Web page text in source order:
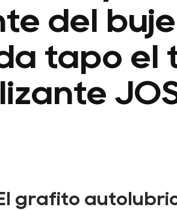
del
tapó el
grafito